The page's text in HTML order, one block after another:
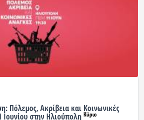
Πόλεμος, Ακρίβεια και Κοινωνικές
στην Ηλιούπολη Κύριο